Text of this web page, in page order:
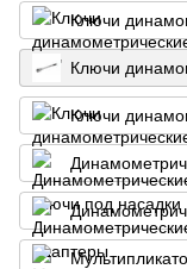
Ключи
Ключи
Ключи